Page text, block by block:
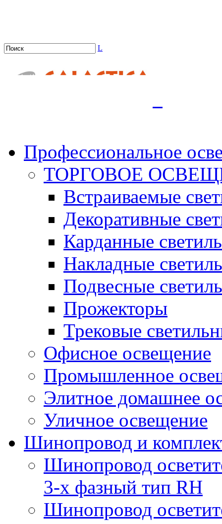
L
Профессиональное
ТОРГОВОЕ
Встраиваемые
Декоративные
Карданные
Накладные
Подвесные
Прожекторы
Трековые
Офисное освещение
Промышленное
Элитное домашнее
Уличное освещение
Шинопровод и
Шинопровод
3-х фазный тип RH
Шинопровод